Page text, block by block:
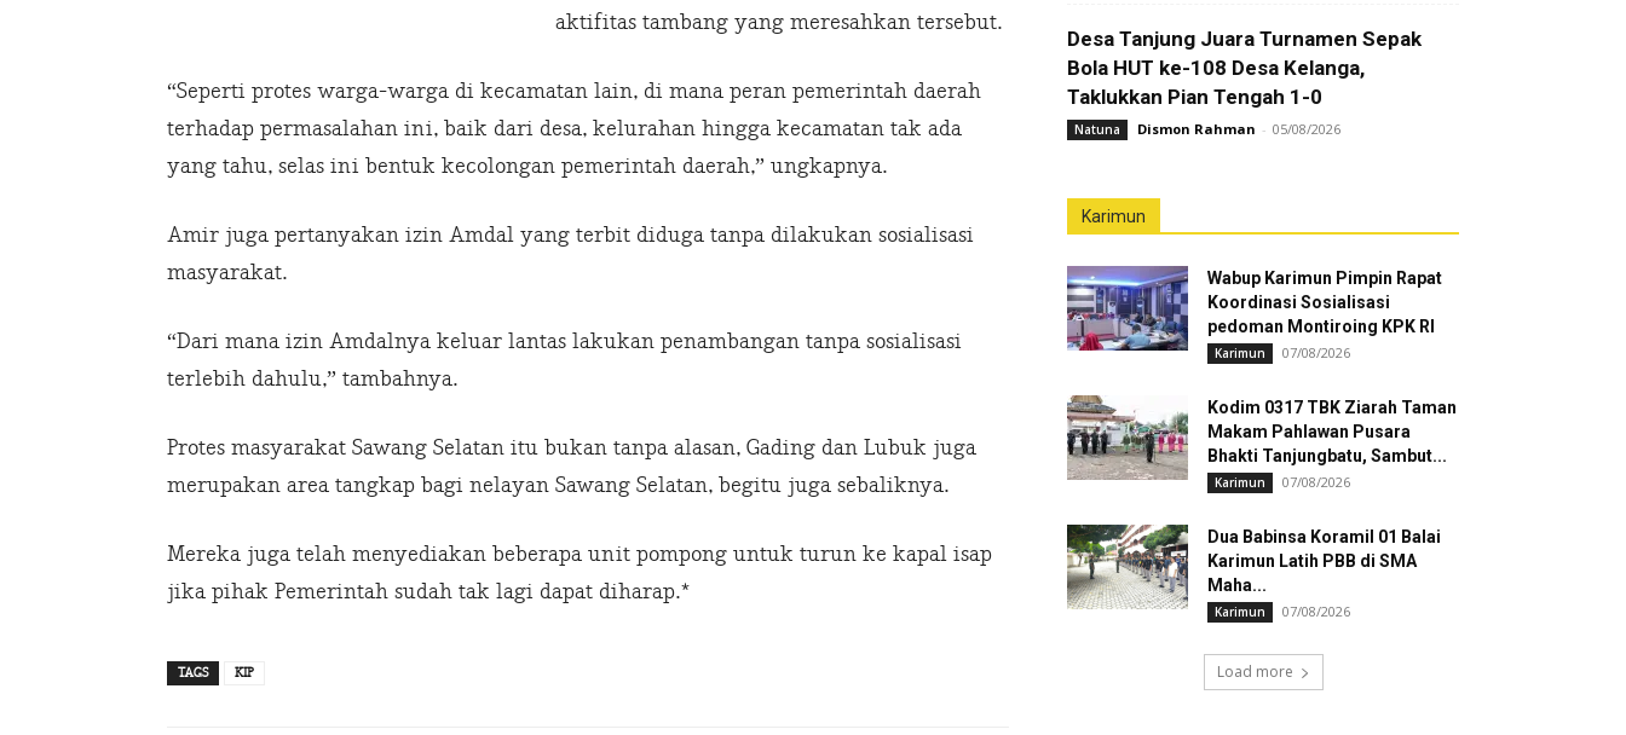
aktifitas tambang yang meresahkan tersebut.
“Seperti protes warga-warga di kecamatan lain, di mana peran pemerintah daerah
terhadap permasalahan ini, baik dari desa, kelurahan hingga kecamatan tak ada
yang tahu, selas ini bentuk kecolongan pemerintah daerah,” ungkapnya.
Amir juga pertanyakan izin Amdal yang terbit diduga tanpa dilakukan sosialisasi
masyarakat.
“Dari mana izin Amdalnya keluar lantas lakukan penambangan tanpa sosialisasi
terlebih dahulu,” tambahnya.
Protes masyarakat Sawang Selatan itu bukan tanpa alasan, Gading dan Lubuk juga
merupakan area tangkap bagi nelayan Sawang Selatan, begitu juga sebaliknya.
Mereka juga telah menyediakan beberapa unit pompong untuk turun ke kapal isap
jika pihak Pemerintah sudah tak lagi dapat diharap.*
TAGS KIP
Desa Tanjung Juara Turnamen Sepak
Bola HUT ke-108 Desa Kelanga,
Taklukkan Pian Tengah 1-0
Natuna Dismon Rahman - 05/08/2026
Karimun
Wabup Karimun Pimpin Rapat
Koordinasi Sosialisasi
pedoman Montiroing KPK RI
Karimun 07/08/2026
Kodim 0317 TBK Ziarah Taman
Makam Pahlawan Pusara
Bhakti Tanjungbatu, Sambut...
Karimun 07/08/2026
Dua Babinsa Koramil 01 Balai
Karimun Latih PBB di SMA
Maha...
Karimun 07/08/2026
Load more